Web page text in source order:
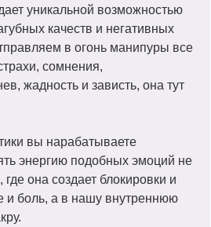
уникальной возможностью
качеств и негативных
в огонь манипуры все
сомнения,
жадность и зависть, она тут
вы нарабатываете
энергию подобных эмоций не
она создает блокировки и
и боль, а в нашу внутреннюю